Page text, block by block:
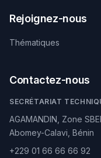
Rejoignez-nous
Thématiques
Contactez-nous
SECRÉTARIAT
AGAMANDIN, Zone
Abomey-Calavi, Bénin
+229 01 66 66 66 92